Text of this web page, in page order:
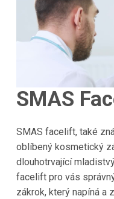
SMAS
SMAS facelift, také
oblíbený kosmetický
dlouhotrvající
facelift pro vás
zákrok, který napíná a